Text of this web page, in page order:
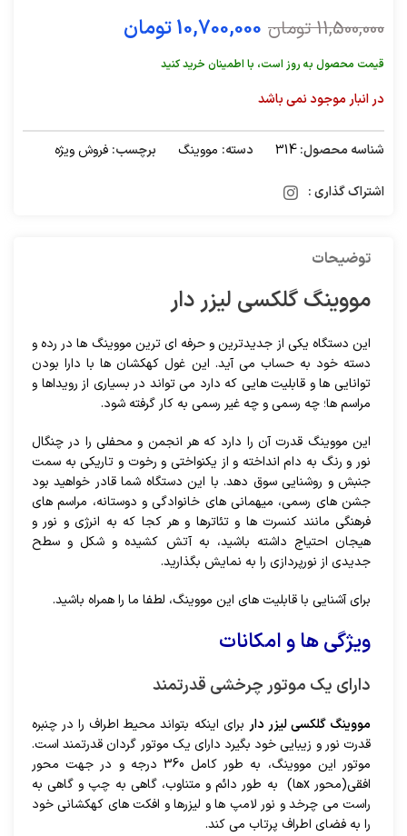
11,500,000 تومان 10,700,000تومان
قیمت محصول به روز است، با اطمینان خرید کنید
در انبار موجود نمی باشد
شناسه محصول:314 دسته: مووینگ برچسب: فروش ویژه
اشتراک گذاری :
توضیحات
مووینگ گلکسی لیزر دار
این دستگاه یکی از جدیدترین و حرفه ای ترین مووینگ ها در رده و
دسته خود به حساب می آید. این غول کهکشان ها با دارا بودن
توانایی ها و قابلیت هایی که دارد می تواند در بسیاری از رویداها و
مراسم ها؛ چه رسمی و چه غیر رسمی به کار گرفته شود.
این مووینگ قدرت آن را دارد که هر انجمن و محفلی را در چنگال
نور و رنگ به دام انداخته و از یکنواختی و رخوت و تاریکی به سمت
جنبش و روشنایی سوق دهد. با این دستگاه شما قادر خواهید بود
جشن های رسمی، میهمانی های خانوادگی و دوستانه، مراسم های
فرهنگی مانند کنسرت ها و تئاترها و هر کجا که به انرژی و نور و
هیجان احتیاج داشته باشید، به آتش کشیده و شکل و سطح
جدیدی از نورپردازی را به نمایش بگذارید.
برای آشنایی با قابلیت های این مووینگ، لطفا ما را همراه باشید.
ویژگی ها و امکانات
دارای یک موتور چرخشی قدرتمند
مووینگ گلکسی لیزر دار برای اینکه بتواند محیط اطراف را در چنبره
قدرت نور و زیبایی خود بگیرد دارای یک موتور گردان قدرتمند است.
موتور این مووینگ، به طور کامل 360 درجه و در جهت محور
افقی(محور xها) به طور دائم و متناوب، گاهی به چپ و گاهی به
راست می چرخد و نور لامپ ها و لیزرها و افکت های کهکشانی خود
را به فضای اطراف پرتاب می کند.